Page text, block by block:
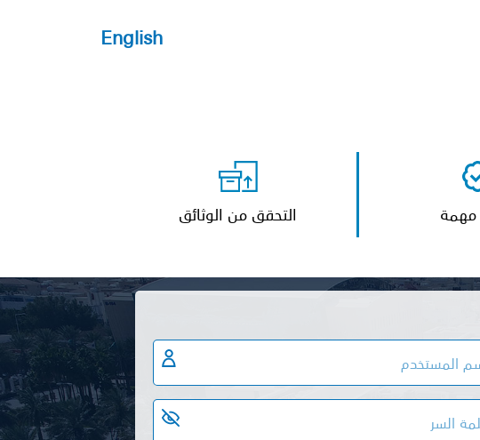
English
مهمة التحقق من الوثائق